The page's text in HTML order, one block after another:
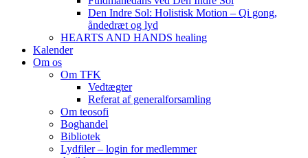
Den Indre Sol: Holistisk Motion – Qi gong,
åndedræt og lyd
HEARTS AND HANDS healing
Kalender
Om os
Om TFK
Vedtægter
Referat af generalforsamling
Om teosofi
Boghandel
Bibliotek
Lydfiler – login for medlemmer